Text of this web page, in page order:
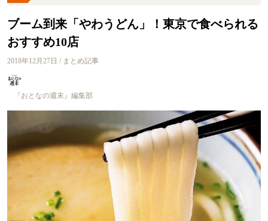
ブーム到来「やわうどん」！東京で食べられる
おすすめ10店
2018年12月27日 / まとめ記事
『おとなの週末』編集部